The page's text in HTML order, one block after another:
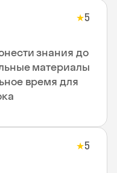
★5
знания до
материалы
время для
★5